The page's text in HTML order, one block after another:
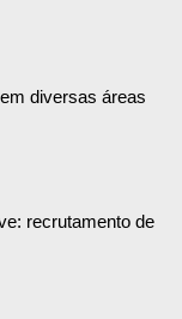
diversas áreas
recrutamento de